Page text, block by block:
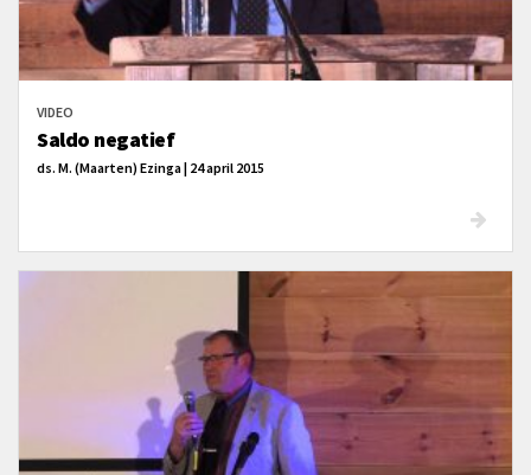
VIDEO
Saldo negatief
ds. M. (Maarten) Ezinga | 24 april 2015